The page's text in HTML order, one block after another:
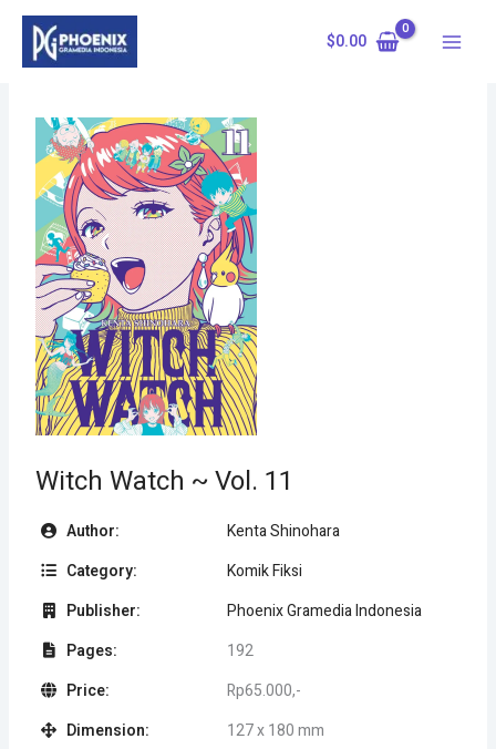
Skip
content
$0.00
Witch Watch ~ Vol. 11
Author:
Kenta Shinohara
Category:
Komik Fiksi
Publisher:
Phoenix Gramedia Indonesia
Pages:
192
Price:
Rp65.000,-
Dimension:
127 x 180 mm